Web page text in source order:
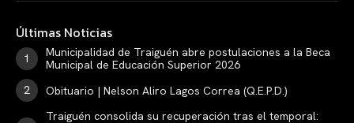
Últimas Noticias
Municipalidad de Traiguén abre postulaciones a la Beca
Municipal de Educación Superior 2026
Obituario | Nelson Aliro Lagos Correa (Q.E.P.D.)
Traiguén consolida su recuperación tras el temporal: